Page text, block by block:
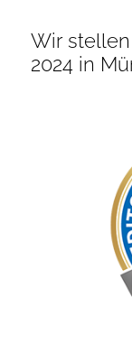
Wir
2024 in